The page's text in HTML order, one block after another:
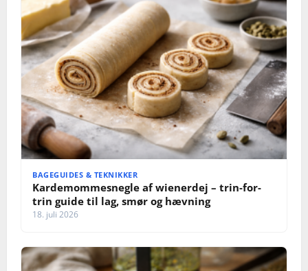
BAGEGUIDES & TEKNIKKER
Kardemommesnegle af wienerdej – trin-for-
trin guide til lag, smør og hævning
18. juli 2026